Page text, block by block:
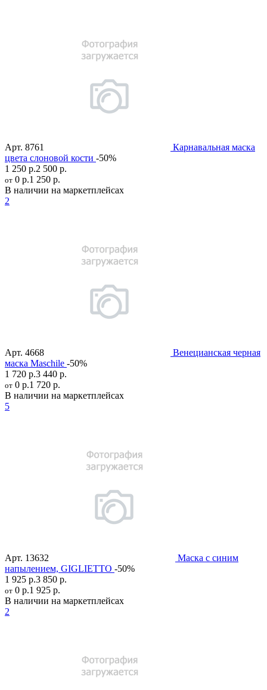
Арт. 8761
Карнавальная маска
цвета слоновой кости -50%
1 250 р.2 500 р.
от 0 р.1 250 р.
В наличии на маркетплейсах
2
Арт. 4668
Венецианская черная
маска Maschile -50%
1 720 р.3 440 р.
от 0 р.1 720 р.
В наличии на маркетплейсах
5
Арт. 13632
Маска с синим
напылением, GIGLIETTO -50%
1 925 р.3 850 р.
от 0 р.1 925 р.
В наличии на маркетплейсах
2